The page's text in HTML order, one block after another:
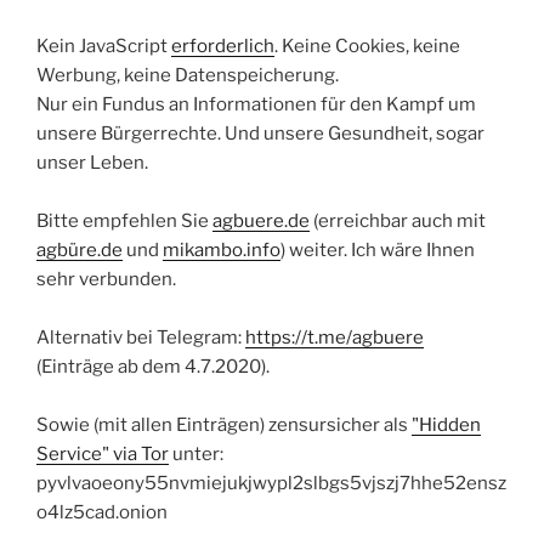
Kein JavaScripterforderlich. Keine Cookies, keine
Werbung, keine Datenspeicherung.
Nur ein Fundus an Informationen für den Kampf um
unsere Bürgerrechte. Und unsere Gesundheit, sogar
unser Leben.
Bitte empfehlen Sie agbuere.de (erreichbar auch mit
agbüre.de und mikambo.info) weiter. Ich wäre Ihnen
sehr verbunden.
Alternativ bei Telegram: https://t.me/agbuere
(Einträge ab dem 4.7.2020).
Sowie (mit allen Einträgen) zensursicher als "Hidden
Service" via Tor unter:
pyvlvaoeony55nvmiejukjwypl2slbgs5vjszj7hhe52ensz
o4lz5cad.onion